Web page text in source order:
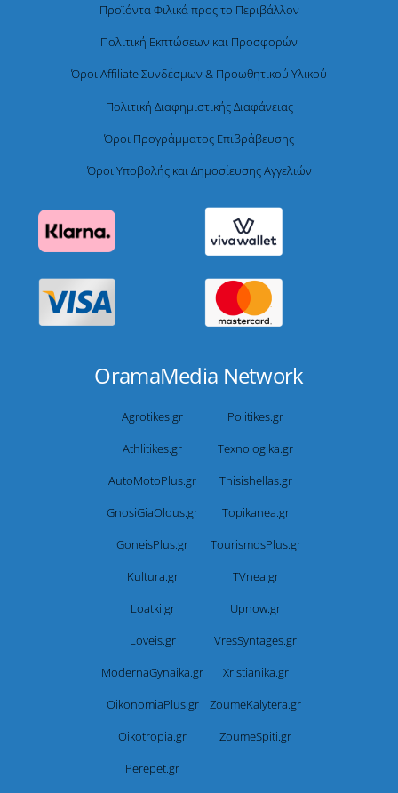
Προϊόντα Φιλικά προς το Περιβάλλον
Πολιτική Εκπτώσεων και Προσφορών
Όροι Affiliate Συνδέσμων & Προωθητικού Υλικού
Πολιτική Διαφημιστικής Διαφάνειας
Όροι Προγράμματος Επιβράβευσης
Όροι Υποβολής και Δημοσίευσης Αγγελιών
OramaMedia Network
Agrotikes.gr
Politikes.gr
Athlitikes.gr
Texnologika.gr
AutoMotoPlus.gr
Thisishellas.gr
GnosiGiaOlous.gr
Topikanea.gr
GoneisPlus.gr
TourismosPlus.gr
Kultura.gr
TVnea.gr
Loatki.gr
Upnow.gr
Loveis.gr
VresSyntages.gr
ModernaGynaika.gr
Xristianika.gr
OikonomiaPlus.gr
ZoumeKalytera.gr
Oikotropia.gr
ZoumeSpiti.gr
Perepet.gr